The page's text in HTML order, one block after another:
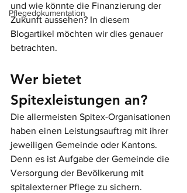
Pflegedokumentation
und wie könnte die Finanzierung der
Zukunft aussehen? In diesem
Blogartikel möchten wir dies genauer
betrachten.
Wer bietet
Spitexleistungen an?
Die allermeisten Spitex-Organisationen
haben einen Leistungsauftrag mit ihrer
jeweiligen Gemeinde oder Kantons.
Denn es ist Aufgabe der Gemeinde die
Versorgung der Bevölkerung mit
spitalexterner Pflege zu sichern.